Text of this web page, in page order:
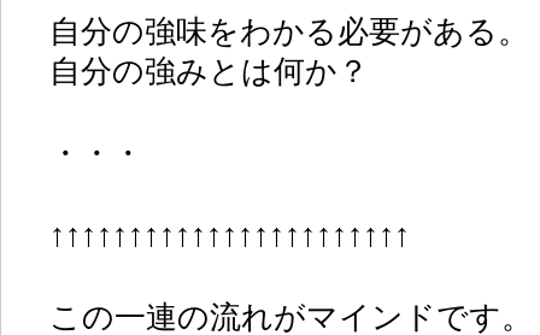
自分の強味をわかる必要がある。
自分の強みとは何か？
・・・
↑↑↑↑↑↑↑↑↑↑↑↑↑↑↑↑↑↑↑↑↑↑↑
この一連の流れがマインドです。